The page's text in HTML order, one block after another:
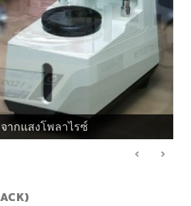
ากแสงโพลาไรซ์